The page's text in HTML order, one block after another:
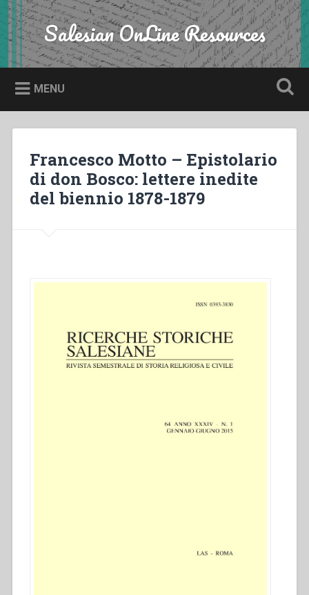
Skip
to
content
Search Salesian OnLine Resources
MENU
Francesco Motto – Epistolario
di don Bosco: lettere inedite
del biennio 1878-1879